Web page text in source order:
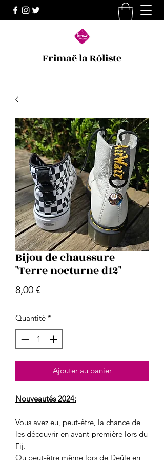
Frimaë la Rôliste
Bijou de chaussure
"Terre nocturne d12"
8,00 €Prix
Quantité *
Ajouter au panier
Nouveautés 2024:
Vous avez eu, peut-être, la chance de
les découvrir en avant-première lors du
Fij.
Ou peut-être même lors de Deûle en